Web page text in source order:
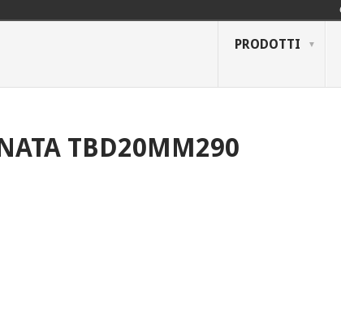
PRODOTTI
TBD20MM290